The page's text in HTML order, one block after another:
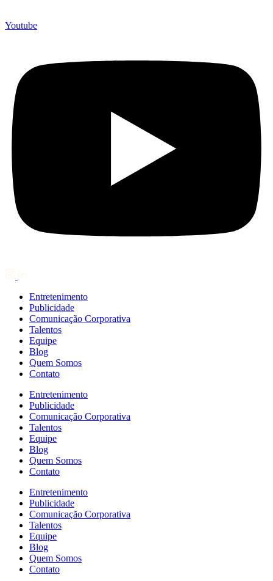
Youtube
Entretenimento
Publicidade
Comunicação Corporativa
Talentos
Equipe
Blog
Quem Somos
Contato
Entretenimento
Publicidade
Comunicação Corporativa
Talentos
Equipe
Blog
Quem Somos
Contato
Entretenimento
Publicidade
Comunicação Corporativa
Talentos
Equipe
Blog
Quem Somos
Contato